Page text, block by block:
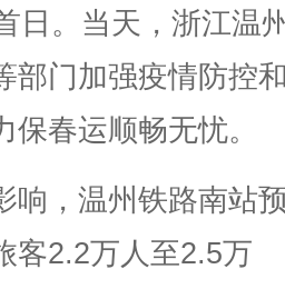
日。当天，浙江温
部门加强疫情防控
保春运顺畅无忧。
，温州铁路南站
客2.2万人至2.5万